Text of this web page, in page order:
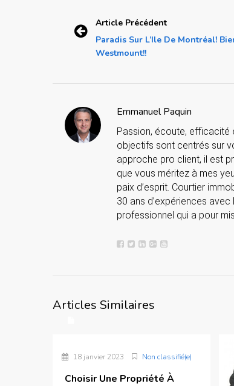
Article Précédent
Paradis Sur L’Ile De Montréal!
Westmount!!
Emmanuel Paquin
Passion, écoute, efficacité
objectifs sont centrés sur
approche pro client, il est
que vous méritez à mes
paix d’esprit. Courtier
30 ans d’expériences
professionnel qui a pour
Articles Similaires
18 janvier 2023 Non classifié(e)
Choisir Une Propriété À